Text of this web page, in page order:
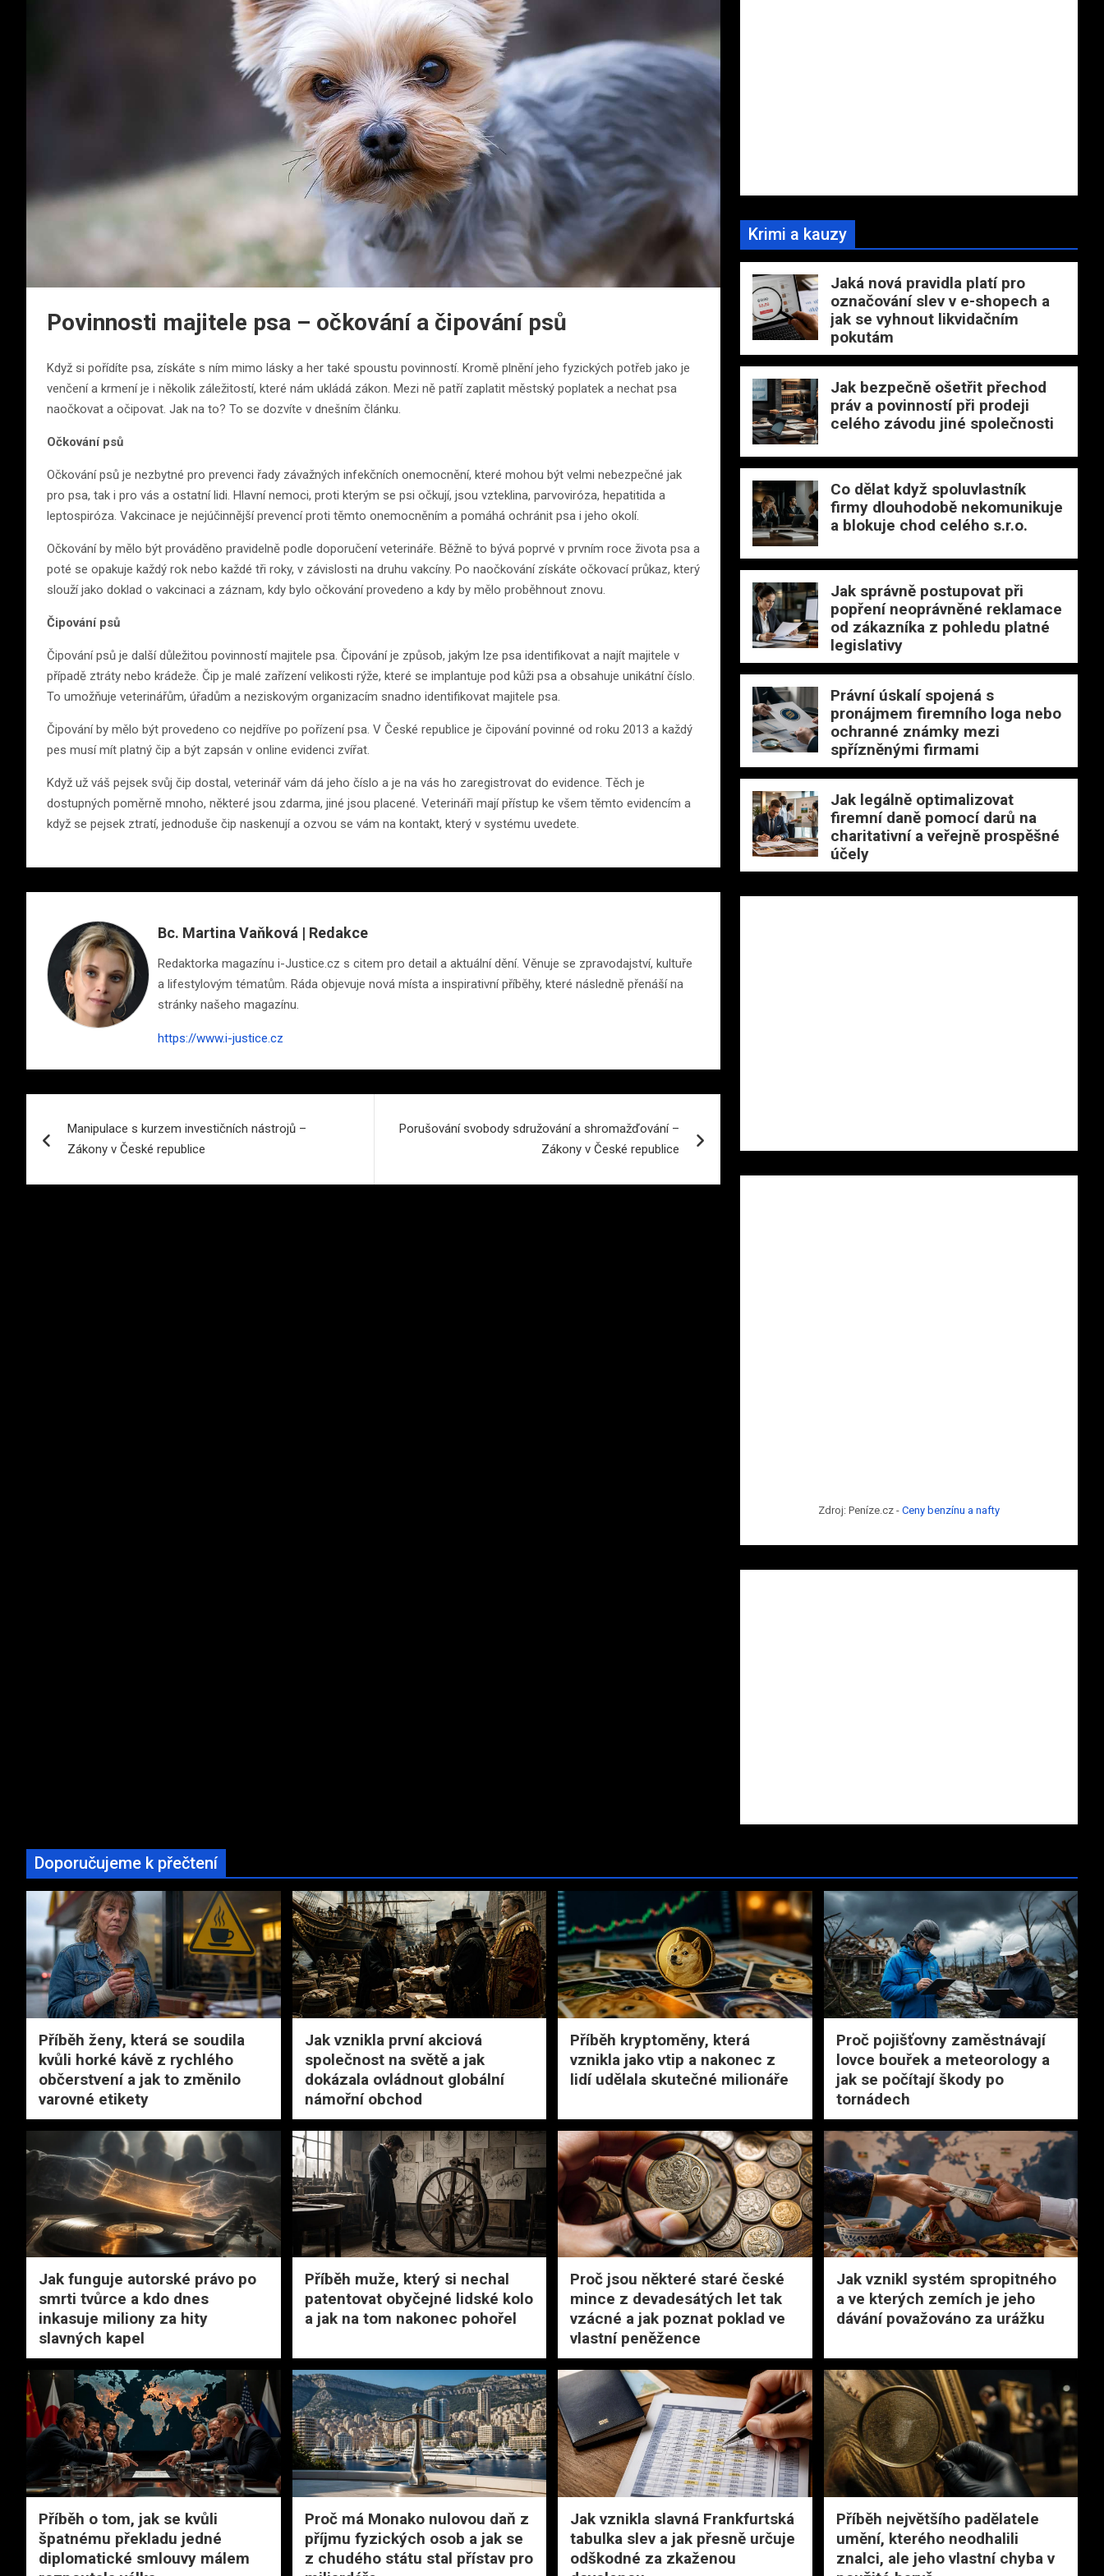
Povinnosti majitele psa – očkování a čipování psů
Když si pořídíte psa, získáte s ním mimo lásky a her také spoustu povinností. Kromě plnění jeho fyzických potřeb jako je
venčení a krmení je i několik záležitostí, které nám ukládá zákon. Mezi ně patří zaplatit městský poplatek a nechat psa
naočkovat a očipovat. Jak na to? To se dozvíte v dnešním článku.
Očkování psů
Očkování psů je nezbytné pro prevenci řady závažných infekčních onemocnění, které mohou být velmi nebezpečné jak
pro psa, tak i pro vás a ostatní lidi. Hlavní nemoci, proti kterým se psi očkují, jsou vzteklina, parvoviróza, hepatitida a
leptospiróza. Vakcinace je nejúčinnější prevencí proti těmto onemocněním a pomáhá ochránit psa i jeho okolí.
Očkování by mělo být prováděno pravidelně podle doporučení veterináře. Běžně to bývá poprvé v prvním roce života psa a
poté se opakuje každý rok nebo každé tři roky, v závislosti na druhu vakcíny. Po naočkování získáte očkovací průkaz, který
slouží jako doklad o vakcinaci a záznam, kdy bylo očkování provedeno a kdy by mělo proběhnout znovu.
Čipování psů
Čipování psů je další důležitou povinností majitele psa. Čipování je způsob, jakým lze psa identifikovat a najít majitele v
případě ztráty nebo krádeže. Čip je malé zařízení velikosti rýže, které se implantuje pod kůži psa a obsahuje unikátní číslo.
To umožňuje veterinářům, úřadům a neziskovým organizacím snadno identifikovat majitele psa.
Čipování by mělo být provedeno co nejdříve po pořízení psa. V České republice je čipování povinné od roku 2013 a každý
pes musí mít platný čip a být zapsán v online evidenci zvířat.
Když už váš pejsek svůj čip dostal, veterinář vám dá jeho číslo a je na vás ho zaregistrovat do evidence. Těch je
dostupných poměrně mnoho, některé jsou zdarma, jiné jsou placené. Veterináři mají přístup ke všem těmto evidencím a
když se pejsek ztratí, jednoduše čip naskenují a ozvou se vám na kontakt, který v systému uvedete.
Bc. Martina Vaňková | Redakce
Redaktorka magazínu i-Justice.cz s citem pro detail a aktuální dění. Věnuje se zpravodajství, kultuře
a lifestylovým tématům. Ráda objevuje nová místa a inspirativní příběhy, které následně přenáší na
stránky našeho magazínu.
https://www.i-justice.cz
pro
příspěvek
Manipulace s kurzem investičních nástrojů –
Zákony v České republice
Porušování svobody sdružování a shromažďování –
Zákony v České republice
Krimi a kauzy
Jaká nová pravidla platí pro
označování slev v e-shopech a
jak se vyhnout likvidačním
pokutám
Jak bezpečně ošetřit přechod
práv a povinností při prodeji
celého závodu jiné společnosti
Co dělat když spoluvlastník
firmy dlouhodobě nekomunikuje
a blokuje chod celého s.r.o.
Jak správně postupovat při
popření neoprávněné reklamace
od zákazníka z pohledu platné
legislativy
Právní úskalí spojená s
pronájmem firemního loga nebo
ochranné známky mezi
spřízněnými firmami
Jak legálně optimalizovat
firemní daně pomocí darů na
charitativní a veřejně prospěšné
účely
Zdroj: Peníze.cz -Ceny benzínu a nafty
Doporučujeme k přečtení
Příběh ženy, která se soudila
kvůli horké kávě z rychlého
občerstvení a jak to změnilo
varovné etikety
Jak vznikla první akciová
společnost na světě a jak
dokázala ovládnout globální
námořní obchod
Příběh kryptoměny, která
vznikla jako vtip a nakonec z
lidí udělala skutečné milionáře
Proč pojišťovny zaměstnávají
lovce bouřek a meteorology a
jak se počítají škody po
tornádech
Jak funguje autorské právo po
smrti tvůrce a kdo dnes
inkasuje miliony za hity
slavných kapel
Příběh muže, který si nechal
patentovat obyčejné lidské kolo
a jak na tom nakonec pohořel
Proč jsou některé staré české
mince z devadesátých let tak
vzácné a jak poznat poklad ve
vlastní peněžence
Jak vznikl systém spropitného
a ve kterých zemích je jeho
dávání považováno za urážku
Příběh o tom, jak se kvůli
špatnému překladu jedné
diplomatické smlouvy málem
Proč má Monako nulovou daň z
příjmu fyzických osob a jak se
z chudého státu stal přístav pro
Jak vznikla slavná Frankfurtská
tabulka slev a jak přesně určuje
odškodné za zkaženou
Příběh největšího padělatele
umění, kterého neodhalili
znalci, ale jeho vlastní chyba v